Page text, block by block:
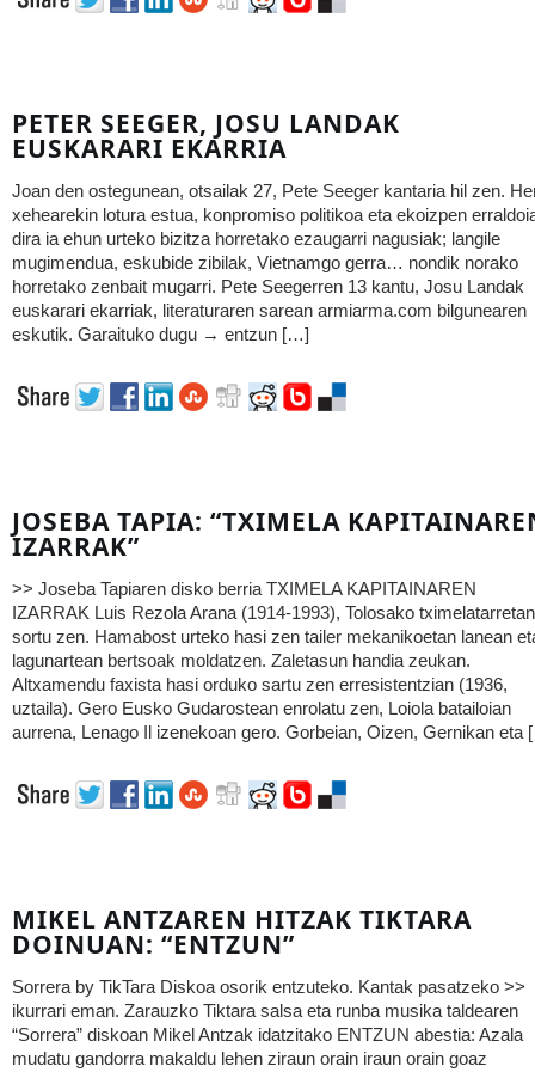
PETER SEEGER, JOSU LANDAK
EUSKARARI EKARRIA
Joan den ostegunean, otsailak 27, Pete Seeger kantaria hil zen.
xehearekin lotura estua, konpromiso politikoa eta ekoizpen
dira ia ehun urteko bizitza horretako ezaugarri nagusiak; langile
mugimendua, eskubide zibilak, Vietnamgo gerra… nondik norako
horretako zenbait mugarri. Pete Seegerren 13 kantu, Josu Landak
euskarari ekarriak, literaturaren sarean armiarma.com bilgunearen
eskutik. Garaituko dugu → entzun […]
JOSEBA TAPIA: “TXIMELA
IZARRAK”
>> Joseba Tapiaren disko berria TXIMELA KAPITAINAREN
IZARRAK Luis Rezola Arana (1914-1993), Tolosako tximelatarretan
sortu zen. Hamabost urteko hasi zen tailer mekanikoetan lanean
lagunartean bertsoak moldatzen. Zaletasun handia zeukan.
Altxamendu faxista hasi orduko sartu zen erresistentzian (1936,
uztaila). Gero Eusko Gudarostean enrolatu zen, Loiola batailoian
aurrena, Lenago Il izenekoan gero. Gorbeian, Oizen, Gernikan eta
MIKEL ANTZAREN HITZAK TIKTARA
DOINUAN: “ENTZUN”
Sorrera by TikTara Diskoa osorik entzuteko. Kantak pasatzeko >>
ikurrari eman. Zarauzko Tiktara salsa eta runba musika taldearen
“Sorrera” diskoan Mikel Antzak idatzitako ENTZUN abestia: Azala
mudatu gandorra makaldu lehen ziraun orain iraun orain goaz